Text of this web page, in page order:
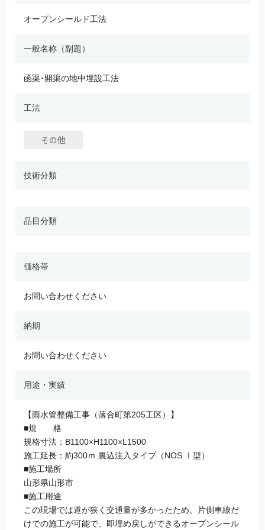
オープンシールド工法
一般名称（副題）
函渠･開渠の地中埋設工法
工法
その他
技術分類
品目分類
価格帯
お問い合わせください
納期
お問い合わせください
用途・実績
【雨水管整備工事（落合町第205工区）】
■規 格
規格寸法：B1100×H1100×L1500
施工延長：約300ｍ 裏込注入タイプ（NOS Ⅰ型）
■施工場所
山形県山形市
■施工用途
この現場では道が狭く交通量が多かったため、片側車線だ
けでの施工が可能で、即埋め戻しができるオープンシール